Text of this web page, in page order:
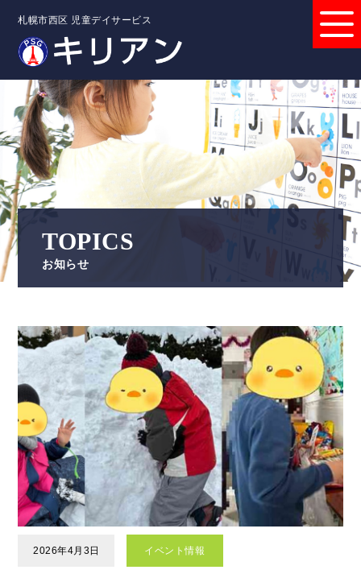
札幌市西区 児童デイサービス
TOPICS
お知らせ
2026年4月3日 イベント情報